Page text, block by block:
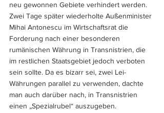
neu gewonnen Gebiete verhindert werden.
Zwei Tage später wiederholte Außenminister
Mihai Antonescu im Wirtschaftsrat die
Forderung nach einer besonderen
rumänischen Währung in Transnistrien, die
im restlichen Staatsgebiet jedoch verboten
sein sollte. Da es bizarr sei, zwei Lei-
Währungen parallel zu verwenden, dachte
man auch darüber nach, in Transnistrien
einen „Spezialrubel“ auszugeben.